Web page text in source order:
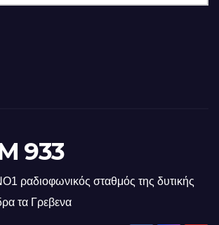
933
ραδιοφωνικός σταθμός της δυτικής
τα Γρεβενα